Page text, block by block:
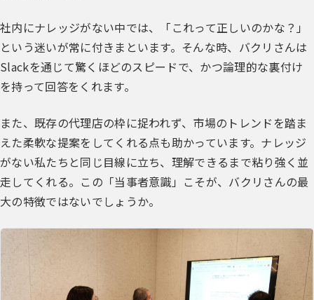
社内にナレッジがない中では、「これって正しいのかな？」
という迷いが常に付きまといます。そんな時、バクリさんは
Slackを通じて驚くほどのスピードで、かつ論理的な裏付け
を持って回答をくれます。
また、既存の代理店の枠に捉われず、市場のトレンドを踏ま
えた柔軟な提案をしてくれる点も助かっています。ナレッジ
がない私たちと同じ目線に立ち、理解できるまで粘り強く並
走してくれる。この「当事者意識」こそが、バクリさんの最
大の特徴ではないでしょうか。